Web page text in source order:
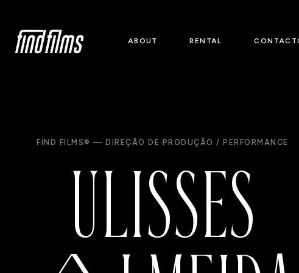
ABOUT RENTAL
FIND FILMS® — DIREÇÃO DE PRODUÇÃO / PERFORMANCE
ULISSES